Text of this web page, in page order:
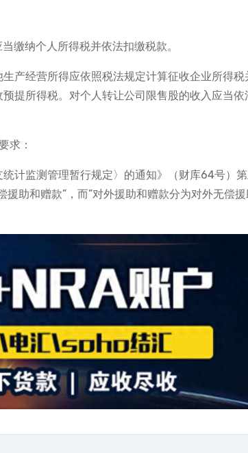
缴纳个人所得税并依法扣缴税款。
产经营所得应依照税法规定计算征收企业所得税
提所得税。对个人转让公司限售股的收入应当依
求：
计监测管理暂行规定〉的通知》（财库64号）
助和赠款”，而”对外援助和赠款分为对外无偿